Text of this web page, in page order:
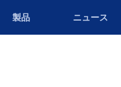
製品 ニュース